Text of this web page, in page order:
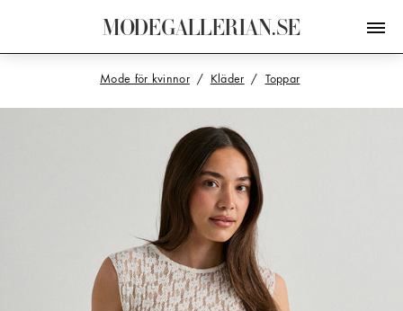
MODEGALLERIAN.SE
Mode för kvinnor Kläder Toppar